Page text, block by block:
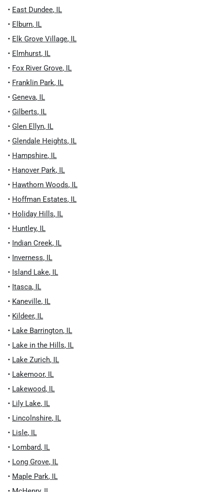
• East Dundee, IL
• Elburn, IL
• Elk Grove Village, IL
• Elmhurst, IL
• Fox River Grove, IL
• Franklin Park, IL
• Geneva, IL
• Gilberts, IL
• Glen Ellyn, IL
• Glendale Heights, IL
• Hampshire, IL
• Hanover Park, IL
• Hawthorn Woods, IL
• Hoffman Estates, IL
• Holiday Hills, IL
• Huntley, IL
• Indian Creek, IL
• Inverness, IL
• Island Lake, IL
• Itasca, IL
• Kaneville, IL
• Kildeer, IL
• Lake Barrington, IL
• Lake in the Hills, IL
• Lake Zurich, IL
• Lakemoor, IL
• Lakewood, IL
• Lily Lake, IL
• Lincolnshire, IL
• Lisle, IL
• Lombard, IL
• Long Grove, IL
• Maple Park, IL